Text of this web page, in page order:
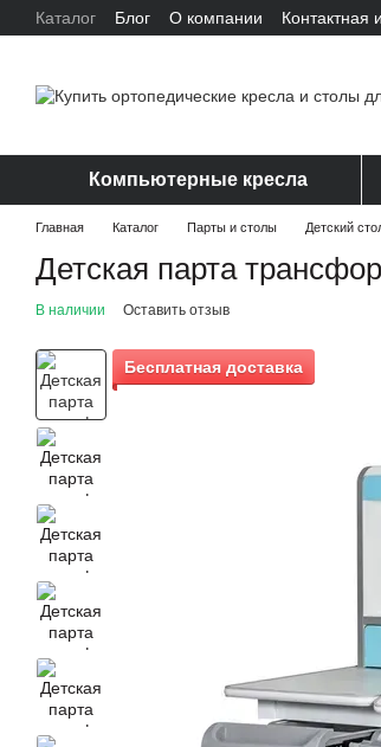
Перейти к основному контенту
Каталог Блог О компании
Отзывы о магазине
Компьютерные кресла
Главная Каталог Парты и столы Детский
Детская парта
В наличии Оставить отзыв
Бесплатная доставка